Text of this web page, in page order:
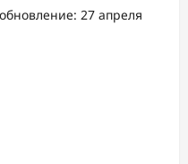
27 апреля